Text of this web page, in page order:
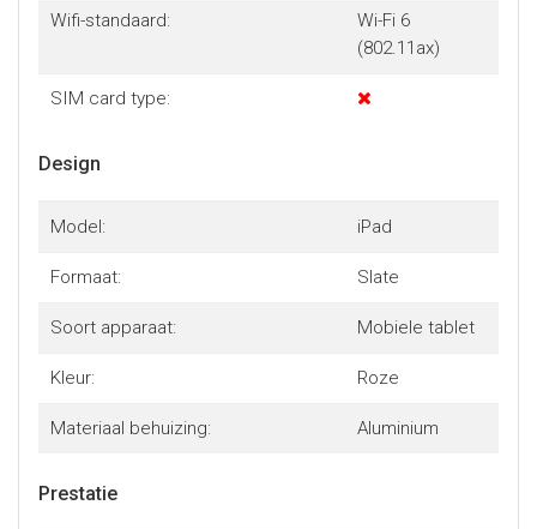
Wifi-standaard:
Wi-Fi 6
(802.11ax)
SIM card type:
Design
Model: iPad
Formaat: Slate
Soort apparaat: Mobiele tablet
Kleur: Roze
Materiaal behuizing: Aluminium
Prestatie